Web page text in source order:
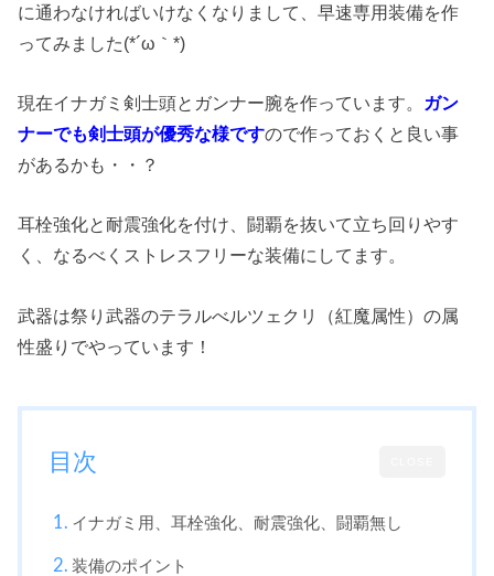
に通わなければいけなくなりまして、早速専用装備を作
ってみました(*´ω｀*)
現在イナガミ剣士頭とガンナー腕を作っています。 ガン
ナーでも剣士頭が優秀な様ですので作っておくと良い事
があるかも・・？
耳栓強化と耐震強化を付け、闘覇を抜いて立ち回りやす
く、なるべくストレスフリーな装備にしてます。
武器は祭り武器のテラルべルツェクリ（紅魔属性）の属
性盛りでやっています！
目次
イナガミ用、耳栓強化、耐震強化、闘覇無し
装備のポイント